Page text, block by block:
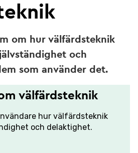
om hur välfärdsteknik
och
som använder det.
välfärdsteknik
hur välfärdsteknik
och delaktighet.